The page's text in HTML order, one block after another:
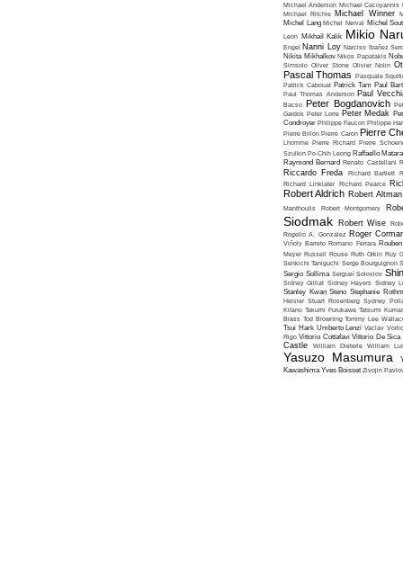
Michael Anderson Michael Cacoyannis
Michael Ritchie Michael Winner
Michel Lang Michel Nerval Michel
Leon Mikhaïl Kalik Mikio
Engel Nanni Loy Narciso Ibañez
Nikita Mikhalkov Nikos Papatakis
Simsolo Oliver Stone Olivier Nolin
Pascal Thomas Pasquale
Patrick Cabouat Patrick Tam Paul
Paul Thomas Anderson Paul
Bacso Peter Bogdanovich
Gardos Peter Lorre Peter Medak
Condroyer Philippe Faucon Philippe
Pierre Billon Pierre Caron Pierre
Lhomme Pierre Richard Pierre
Szulkin Po-Chih Leong Raffaello
Raymond Bernard Renato Castellani
Riccardo Freda Richard Bartlett
Richard Linklater Richard Pearce
Robert Aldrich Robert Altman
Manthoulis Robert Montgomery
Siodmak Robert Wise
Rogelio A. Gonzalez Roger
Viñoly Barreto Romano Ferrara
Meyer Russell Rouse Ruth Orkin Ruy
Senkichi Taniguchi Serge Bourguignon
Sergio Sollima Sergueï Soloviov
Sidney Gilliat Sidney Hayers Sidney
Stanley Kwan Steno Stephanie
Heisler Stuart Rosenberg Sydney
Kitano Takumi Furukawa Tatsumi
Brass Tod Browning Tommy Lee
Tsui Hark Umberto Lenzi Vaclav
Rigo Vittorio Cottafavi Vittorio De Sica
Castle William Dieterle William
Yasuzo Masumura
Kawashima Yves Boisset Zivojin